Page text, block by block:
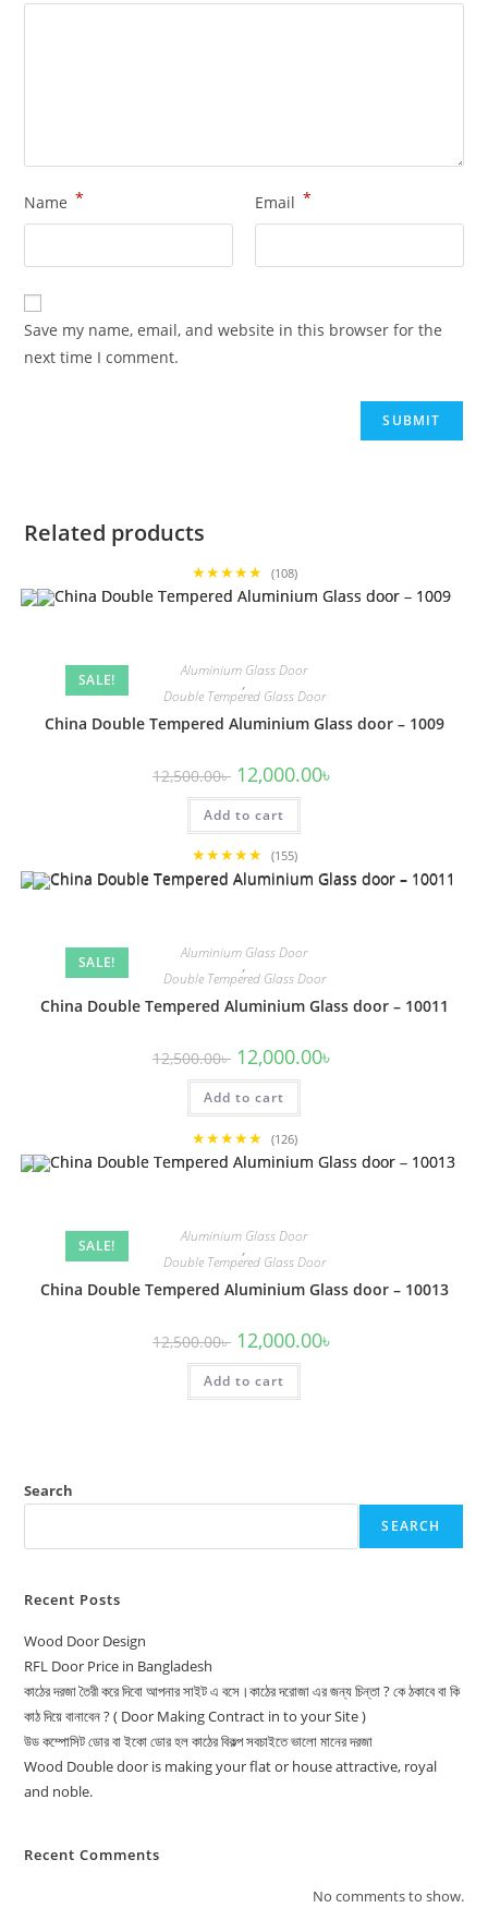
Name * Email *
Save my name, email, and website in this browser for the
next time I comment.
Related products
★★★★★ (108)
SALE!
Aluminium Glass Door
,
Double Tempered Glass Door
China Double Tempered Aluminium Glass door – 1009
12,500.00৳ Original
price
was:
12,500.00৳ .
12,000.00৳
Add to cart
★★★★★ (155)
SALE!
Aluminium Glass Door
,
Double Tempered Glass Door
China Double Tempered Aluminium Glass door – 10011
12,500.00৳ Original
price
was:
12,500.00৳ .
12,000.00৳
Add to cart
★★★★★ (126)
SALE!
Aluminium Glass Door
,
Double Tempered Glass Door
China Double Tempered Aluminium Glass door – 10013
12,500.00৳ Original
price
was:
12,500.00৳ .
12,000.00৳
Add to cart
Search
SEARCH
Recent Posts
Wood Door Design
RFL Door Price in Bangladesh
কাঠের দরজা তৈরী করে দিবো আপনার সাইট এ বসে।কাঠের দরোজা এর জন্য চিন্তা ? কে ঠকাবে বা কি
কাঠ দিয়ে বানাবেন ? ( Door Making Contract in to your Site )
উড কম্পোসিট ডোর বা ইকো ডোর হল কাঠের বিকল্প সবচাইতে ভালো মানের দরজা
Wood Double door is making your flat or house attractive, royal
and noble.
Recent Comments
No comments to show.